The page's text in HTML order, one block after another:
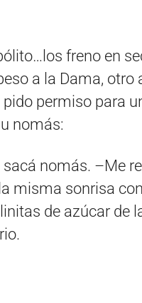
freno en
a la Dama, otro
pido permiso para
nomás:
sacá nomás. –Me
misma sonrisa
de azúcar de